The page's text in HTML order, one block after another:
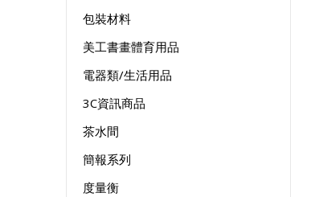
包裝材料
美工書畫體育用品
電器類/生活用品
3C資訊商品
茶水間
簡報系列
度量衡